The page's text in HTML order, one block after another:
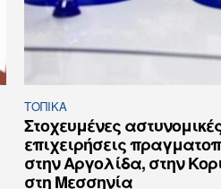
ΤΟΠΙΚΑ
Στοχευμένες
επιχειρήσεις
στην Αργολίδα, στην
στη Μεσσηνία